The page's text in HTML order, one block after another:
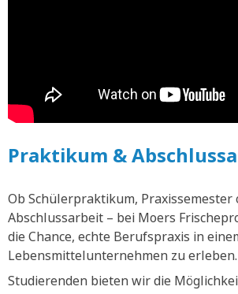
Praktikum &
Ob Schülerpraktikum, Praxissemester
Abschlussarbeit – bei Moers
die Chance, echte Berufspraxis in
Lebensmittelunternehmen zu erleben.
Studierenden bieten wir die